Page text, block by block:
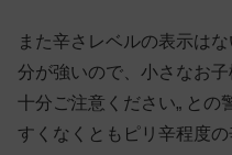
また辛さレベルの表示は
分が強いので、小さなお
十分ご注意ください„ との
すくなくともピリ辛程度